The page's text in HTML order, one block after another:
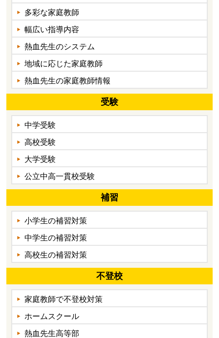
多彩な家庭教師
幅広い指導内容
熱血先生のシステム
地域に応じた家庭教師
熱血先生の家庭教師情報
受験
中学受験
高校受験
大学受験
公立中高一貫校受験
補習
小学生の補習対策
中学生の補習対策
高校生の補習対策
不登校
家庭教師で不登校対策
ホームスクール
熱血先生高等部